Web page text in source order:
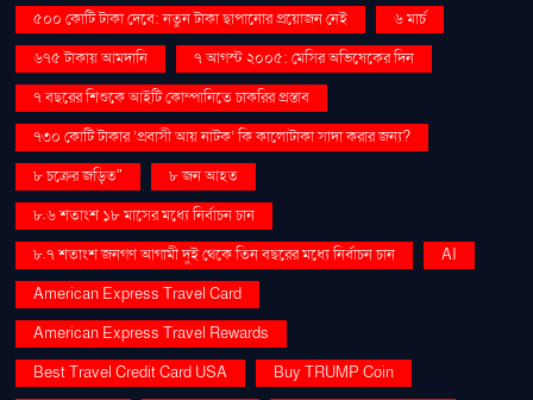
৫০০ কোটি টাকা দেবে: নতুন টাকা ছাপানোর প্রয়োজন নেই
৬ মার্চ
৬৭৫ টাকায় আমদানি
৭ আগস্ট ২০০৫: মেসির অভিষেকের দিন
৭ বছরের শিশুকে আইটি কোম্পানিতে চাকরির প্রস্তাব
৭৩০ কোটি টাকার ‘প্রবাসী আয় নাটক’ কি কালোটাকা সাদা করার জন্য?
৮ চক্রের জড়িত"
৮ জন আহত
৮.৬ শতাংশ ১৮ মাসের মধ্যে নির্বাচন চান
৮.৭ শতাংশ জনগণ আগামী দুই থেকে তিন বছরের মধ্যে নির্বাচন চান
AI
American Express Travel Card
American Express Travel Rewards
Best Travel Credit Card USA
Buy TRUMP Coin